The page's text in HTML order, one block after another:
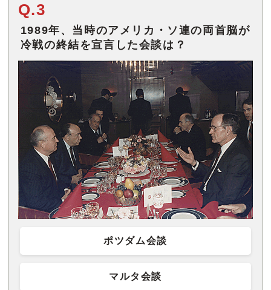
Q.3
1989年、当時のアメリカ・ソ連の両首脳が
冷戦の終結を宣言した会談は？
ポツダム会談
マルタ会談